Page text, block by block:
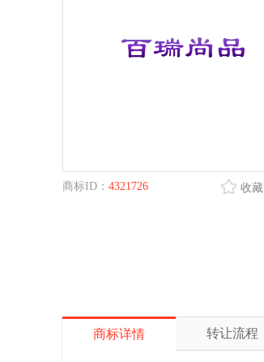
商标ID： 4321726 收藏
商标详情 转让流程